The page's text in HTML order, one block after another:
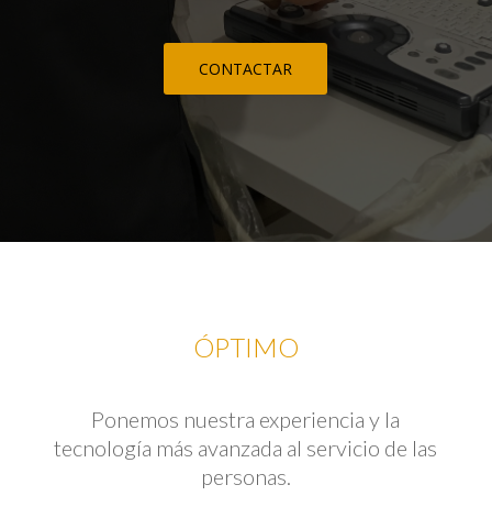
CONTACTAR
ÓPTIMO
Ponemos nuestra experiencia y la
tecnología más avanzada al servicio de las
personas.